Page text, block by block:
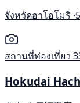
จังหวัดอาโอโมริ ·
สถานที่ท่องเที่ยว
Hokudai